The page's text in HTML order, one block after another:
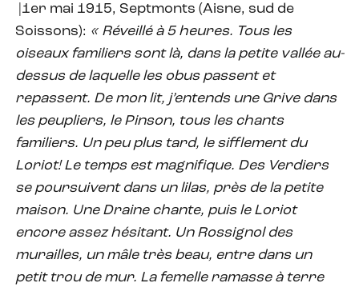
|1er mai 1915, Septmonts (Aisne, sud de
Soissons): « Réveillé à 5 heures. Tous les
oiseaux familiers sont là, dans la petite vallée au-
dessus de laquelle les obus passent et
repassent. De mon lit, j’entends une Grive dans
les peupliers, le Pinson, tous les chants
familiers. Un peu plus tard, le sifflement du
Loriot! Le temps est magnifique. Des Verdiers
se poursuivent dans un lilas, près de la petite
maison. Une Draine chante, puis le Loriot
encore assez hésitant. Un Rossignol des
murailles, un mâle très beau, entre dans un
petit trou de mur. La femelle ramasse à terre